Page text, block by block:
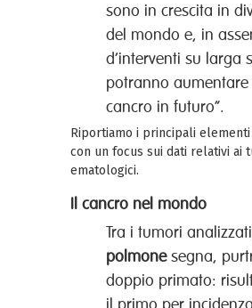
sono in crescita in
del mondo e, in
d’interventi su larga
potranno aumentare
cancro in futuro”.
Riportiamo i principali
con un focus sui dati relativi ai
ematologici.
Il cancro nel mondo
Tra i tumori
polmonesegna,
doppio primato: